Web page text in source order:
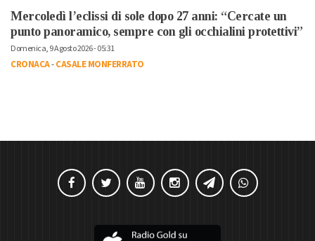
Mercoledì l’eclissi di sole dopo 27 anni: “Cercate un
punto panoramico, sempre con gli occhialini protettivi”
Domenica, 9 Agosto 2026 - 05:31
CRONACA-CASALE MONFERRATO